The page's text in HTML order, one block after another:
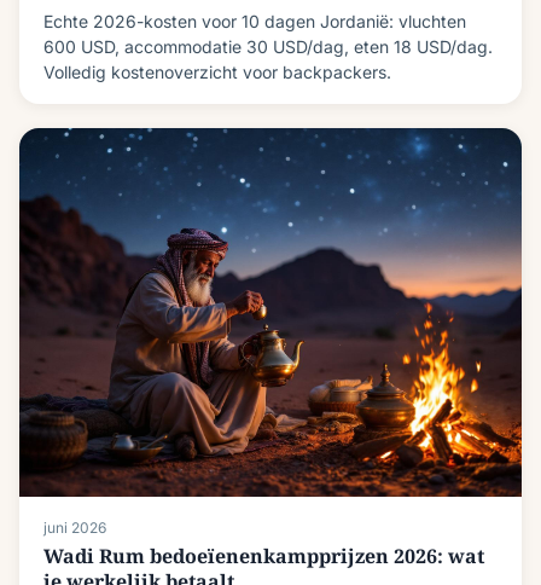
Echte 2026-kosten voor 10 dagen Jordanië: vluchten
600 USD, accommodatie 30 USD/dag, eten 18 USD/dag.
Volledig kostenoverzicht voor backpackers.
juni 2026
Wadi Rum bedoeïenenkampprijzen 2026: wat